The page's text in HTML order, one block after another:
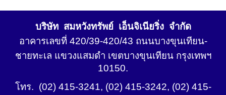
บริษัท สมหวังทรัพย์ เอ็นจิเนียริ่ง จำกัด
อาคารเลขที่ 420/39-420/43 ถนนบางขุนเทียน-
ชายทะเล แขวงแสมดำ เขตบางขุนเทียน กรุงเทพฯ
10150.
โทร. (02) 415-3241, (02) 415-3242, (02) 415-